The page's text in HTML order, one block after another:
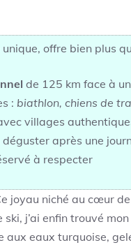
offre bien plus
de 125 km face à
: biathlon, chiens de
villages
après une
à respecter
joyau niché au cœur
j’ai enfin trouvé
aux eaux turquoise,